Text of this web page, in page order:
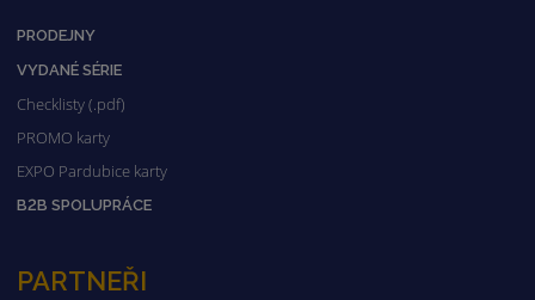
PRODEJNY
VYDANÉ SÉRIE
Checklisty (.pdf)
PROMO karty
EXPO Pardubice karty
B2B SPOLUPRÁCE
PARTNEŘI